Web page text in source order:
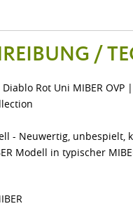
/
Rot Uni MIBER
- Neuwertig, unbespielt,
Modell in typischer